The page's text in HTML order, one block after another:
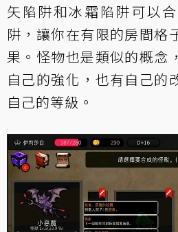
矢陷阱和冰霜陷阱可以
阱，讓你在有限的房間格
果。怪物也是類似的概念
自己的強化，也有自己的
自己的等級。